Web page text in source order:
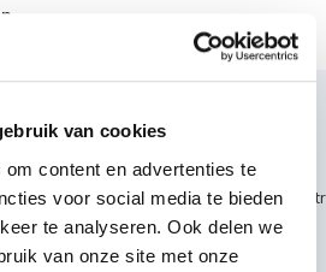
van cookies
content en advertenties te
voor social media te bieden
te analyseren. Ook delen we
van onze site met onze
shops/189476/files/441051919/
photoroom.png